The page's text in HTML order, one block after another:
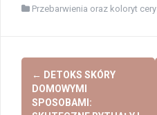
Przebarwienia oraz koloryt cery
Post
navigation
← DETOKS SKÓRY
DOMOWYMI
SPOSOBAMI: